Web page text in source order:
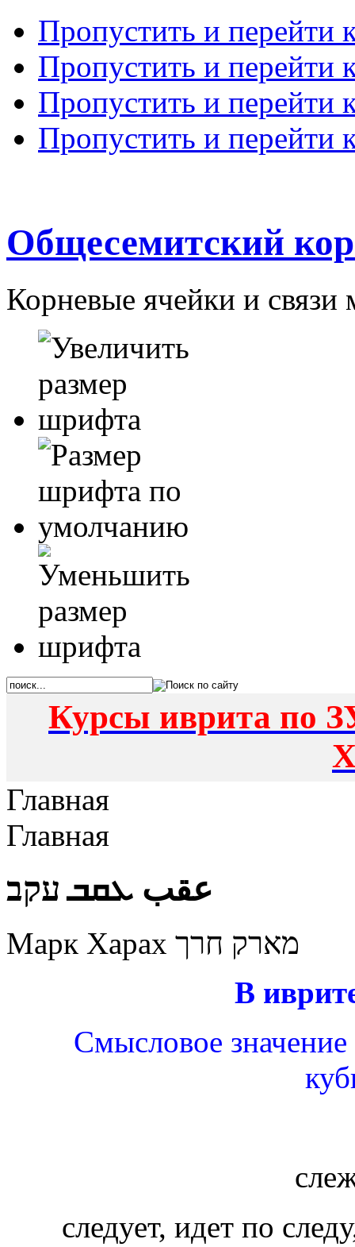
Пропустить и перейти
Пропустить и перейти
Пропустить и перейти
Пропустить и перейти
Общесемитский
Корневые ячейки и
Курсы иврита по
Главная
Главная
عقب ܥܩܒ עקב
Марк Харах מארק חרך
В
Смысловое значение